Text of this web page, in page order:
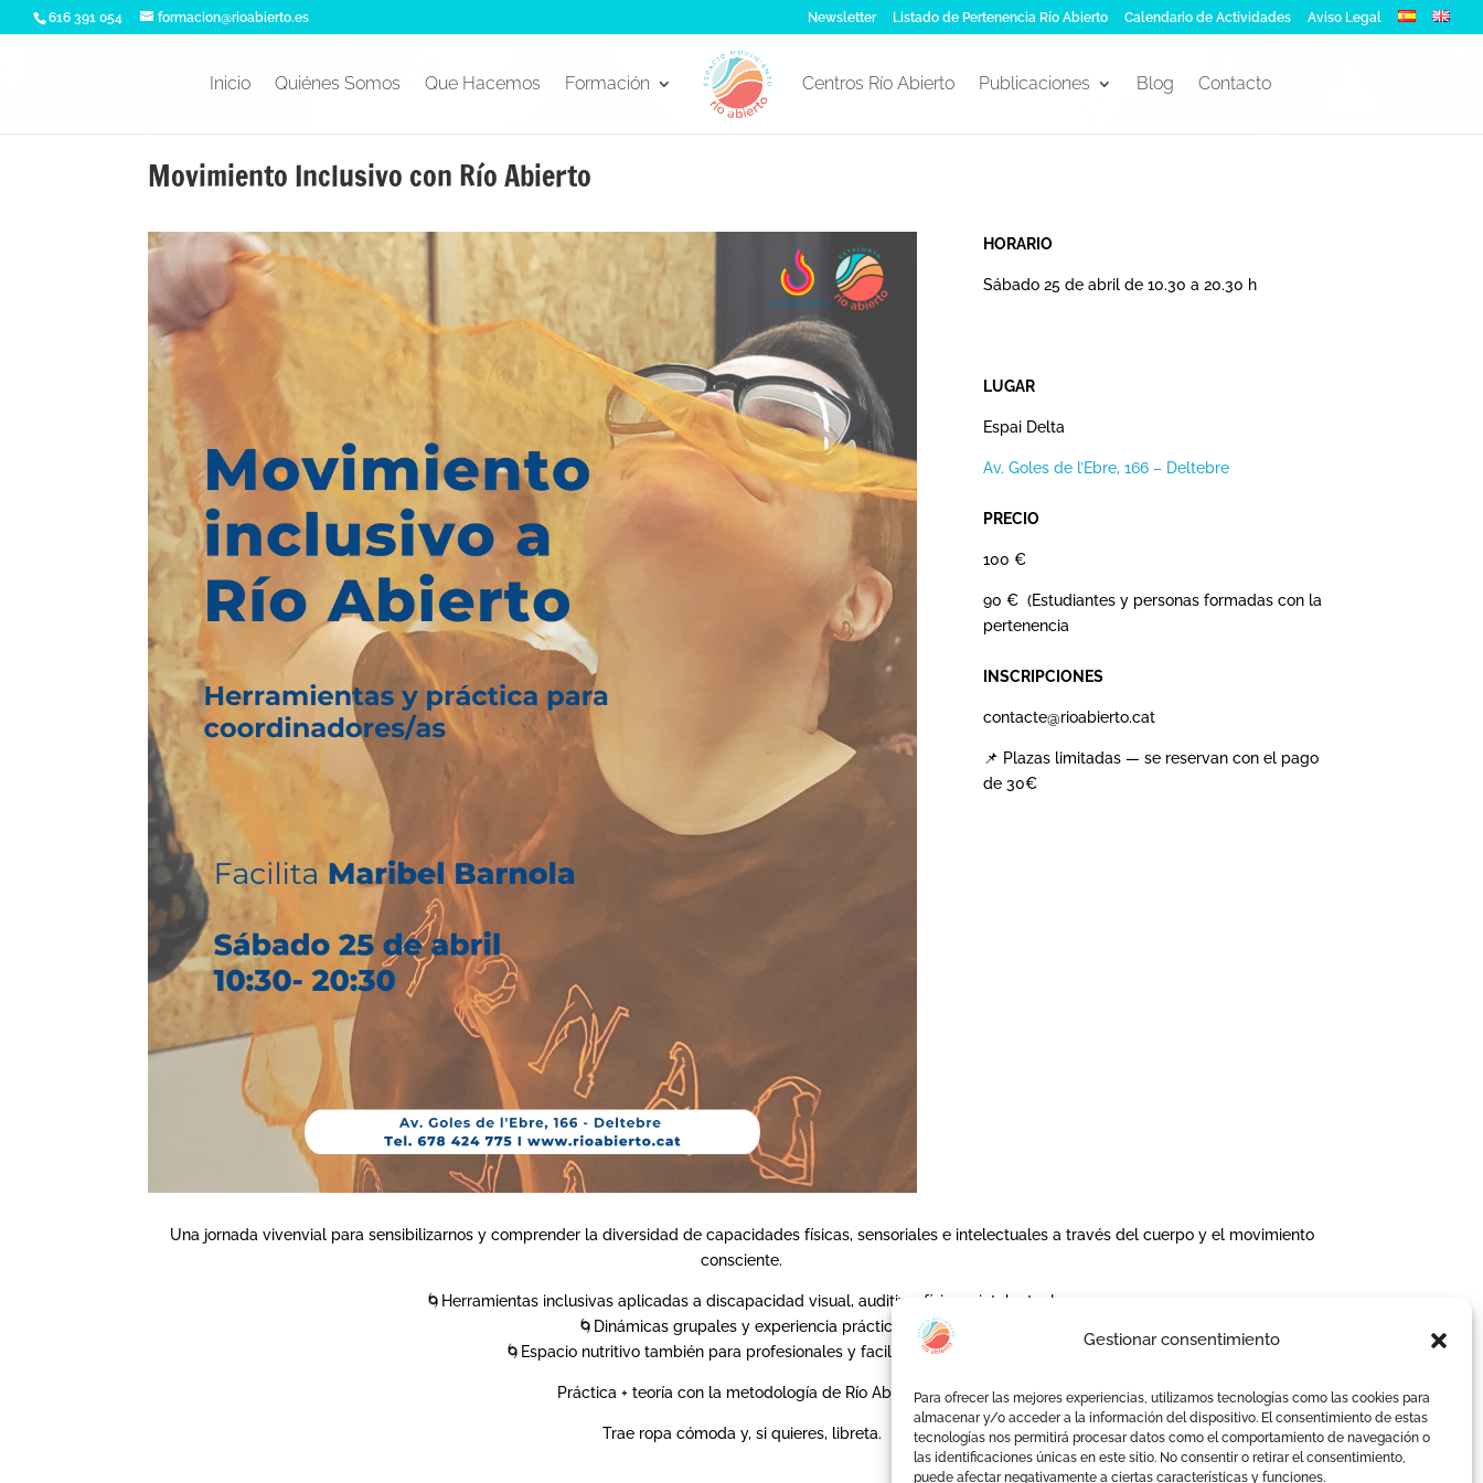
Gestionar consentimiento
Para ofrecer las mejores experiencias, utilizamos tecnologías como las cookies para
almacenar y/o acceder a la información del dispositivo. El consentimiento de estas
tecnologías nos permitirá procesar datos como el comportamiento de navegación o
las identificaciones únicas en este sitio. No consentir o retirar el consentimiento,
puede afectar negativamente a ciertas características y funciones.
616 391 054 formacion@rioabierto.es Newsletter Listado de Pertenencia Río Abierto Calendario de Actividades Aviso Legal
Inicio Quiénes Somos Que Hacemos Formación Centros Río Abierto Publicaciones Blog Contacto
Movimiento Inclusivo con Río Abierto
HORARIO
Sábado 25 de abril de 10.30 a 20.30 h
LUGAR
Espai Delta
Av. Goles de l’Ebre, 166 – Deltebre
PRECIO
100 €
90 € (Estudiantes y personas formadas con la
pertenencia
INSCRIPCIONES
contacte@rioabierto.cat
📌 Plazas limitadas — se reservan con el pago
de 30€
Una jornada vivenvial para sensibilizarnos y comprender la diversidad de capacidades físicas, sensoriales e intelectuales a través del cuerpo y el movimiento
consciente.
🌀Herramientas inclusivas aplicadas a discapacidad visual, auditiva, física e intelectual.
🌀Dinámicas grupales y experiencia práctica.
🌀Espacio nutritivo también para profesionales y facilitadores/as.
Práctica + teoría con la metodología de Río Abierto.
Trae ropa cómoda y, si quieres, libreta.